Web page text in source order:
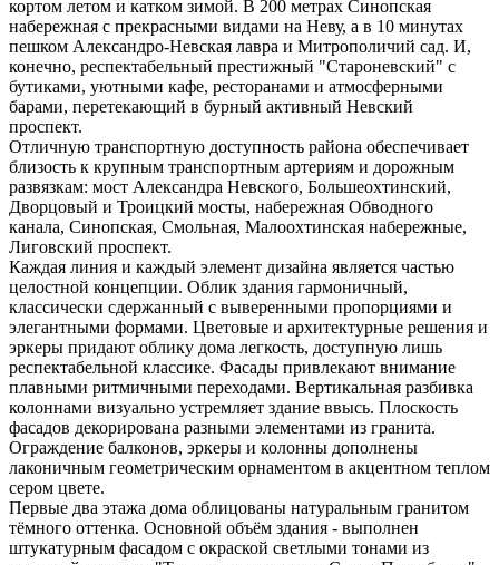
кортом летом и катком зимой. В 200 метрах Синопская
набережная с прекрасными видами на Неву, а в 10 минутах
пешком Александро-Невская лавра и Митрополичий сад. И,
конечно, респектабельный престижный "Староневский" с
бутиками, уютными кафе, ресторанами и атмосферными
барами, перетекающий в бурный активный Невский
проспект.
Отличную транспортную доступность района обеспечивает
близость к крупным транспортным артериям и дорожным
развязкам: мост Александра Невского, Большеохтинский,
Дворцовый и Троицкий мосты, набережная Обводного
канала, Синопская, Смольная, Малоохтинская набережные,
Лиговский проспект.
Каждая линия и каждый элемент дизайна является частью
целостной концепции. Облик здания гармоничный,
классически сдержанный с выверенными пропорциями и
элегантными формами. Цветовые и архитектурные решения и
эркеры придают облику дома легкость, доступную лишь
респектабельной классике. Фасады привлекают внимание
плавными ритмичными переходами. Вертикальная разбивка
колоннами визуально устремляет здание ввысь. Плоскость
фасадов декорирована разными элементами из гранита.
Ограждение балконов, эркеры и колонны дополнены
лаконичным геометрическим орнаментом в акцентном теплом
сером цвете.
Первые два этажа дома облицованы натуральным гранитом
тёмного оттенка. Основной объём здания - выполнен
штукатурным фасадом с окраской светлыми тонами из